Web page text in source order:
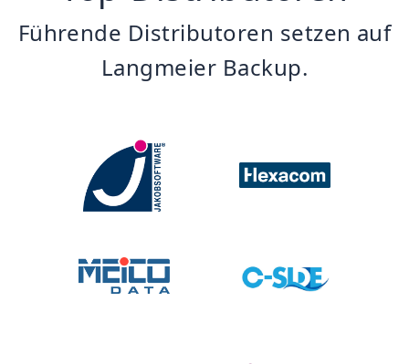
Führende Distributoren setzen auf
Langmeier Backup.